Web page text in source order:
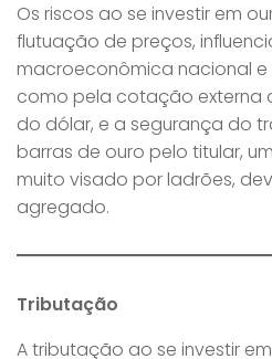
Os riscos ao se investir em
flutuação de preços,
macroeconômica nacional e
como pela cotação externa
do dólar, e a segurança do
barras de ouro pelo titular,
muito visado por ladrões,
agregado.
Tributação
A tributação ao se investir